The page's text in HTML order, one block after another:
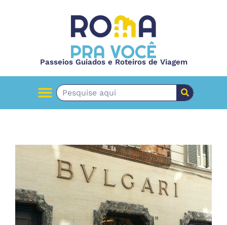
Passeios Guiados e Roteiros de Viagem